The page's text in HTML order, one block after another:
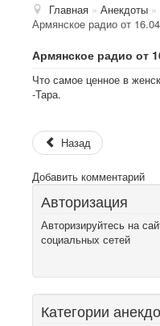
Главная » Анекдоты »
Армянское радио от
Армянское радио от
Что самое ценное в
-Тара.
Назад
Добавить комментарий
Авторизация
Авторизируйтесь на
социальных сетей
Категории